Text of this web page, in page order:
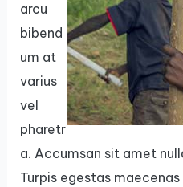
arcu
bibend
um at
varius
vel
pharetr
a. Accumsan sit amet
Turpis egestas